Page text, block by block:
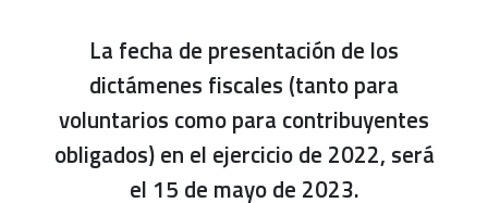
La fecha de presentación de los
dictámenes fiscales (tanto para
voluntarios como para contribuyentes
obligados) en el ejercicio de 2022, será
el 15 de mayo de 2023.